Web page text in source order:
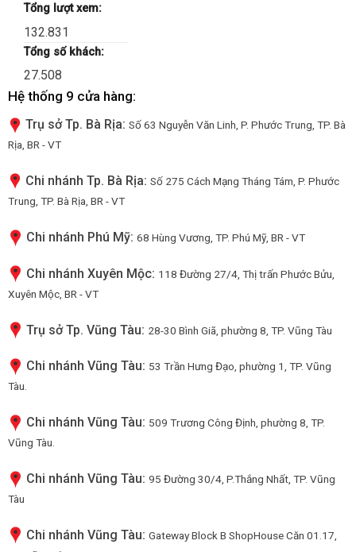
Tổng lượt xem:
132.831
Tổng số khách:
27.508
Hệ thống 9 cửa hàng:
Trụ sở Tp. Bà Rịa: Số 63 Nguyễn Văn Linh, P. Phước Trung, TP. Bà
Rịa, BR - VT
Chi nhánh Tp. Bà Rịa: Số 275 Cách Mạng Tháng Tám, P. Phước
Trung, TP. Bà Rịa, BR - VT
Chi nhánh Phú Mỹ: 68 Hùng Vương, TP. Phú Mỹ, BR - VT
Chi nhánh Xuyên Mộc: 118 Đường 27/4, Thị trấn Phước Bửu,
Xuyên Mộc, BR - VT
Trụ sở Tp. Vũng Tàu: 28-30 Bình Giã, phường 8, TP. Vũng Tàu
Chi nhánh Vũng Tàu: 53 Trần Hưng Đạo, phường 1, TP. Vũng
Tàu.
Chi nhánh Vũng Tàu: 509 Trương Công Định, phường 8, TP.
Vũng Tàu.
Chi nhánh Vũng Tàu: 95 Đường 30/4, P.Thắng Nhất, TP. Vũng
Tàu
Chi nhánh Vũng Tàu: Gateway Block B ShopHouse Căn 01.17,